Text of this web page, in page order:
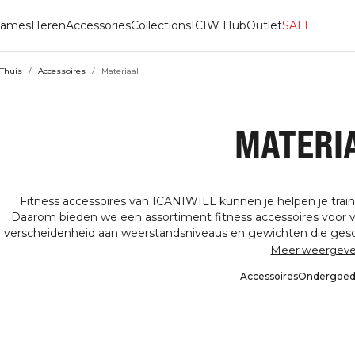
HerenAccessoriesCollectionsICIW HubOutletSALE
Thuis / Accessoires / Materiaal
Fitness accessoires van ICANIWILL kunnen je helpen je
Daarom bieden we een assortiment fitness accessoires voor
verscheidenheid aan weerstandsniveaus en gewichten die
Onze accessoires helpen je om door te gaan tijdens het
circuittraining en stretchen. Bekijk ons assortiment fitness
Meer
AccessoiresOndergoed